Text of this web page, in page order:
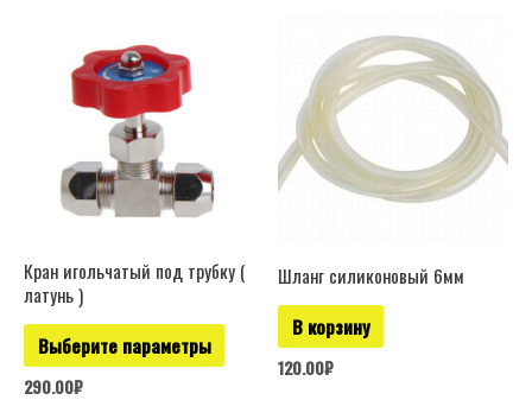
Кран игольчатый под трубку (
латунь )
Выберите параметры
несколько
вариаций.
выбрать
странице
товара.
290.00₽
Шланг силиконовый 6мм
В корзину
120.00₽